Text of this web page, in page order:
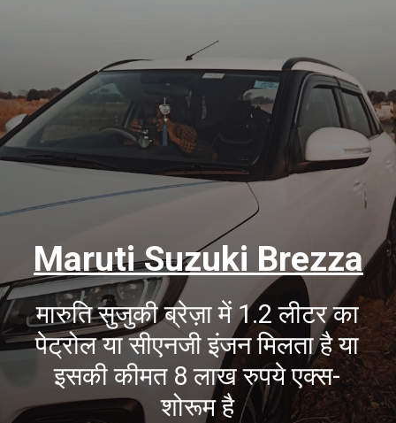
मारुति सुजुकी ब्रेज़ा में 1.2 लीटर का
पेट्रोल या सीएनजी इंजन मिलता है या
इसकी कीमत 8 लाख रुपये एक्स-
शोरूम है
Maruti Suzuki Brezza